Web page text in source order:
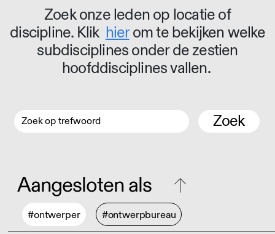
Zoek onze leden op locatie of
discipline. Klik hierom te bekijken welke
subdisciplines onder de zestien
hoofddisciplines vallen.
Zoek
Aangesloten als
#ontwerper #ontwerpbureau